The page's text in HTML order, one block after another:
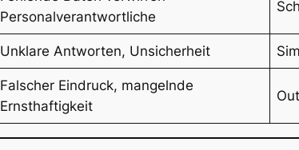
Personalverantwortliche
Unklare Antworten, Unsicherheit
Falscher Eindruck, mangelnde
Ernsthaftigkeit